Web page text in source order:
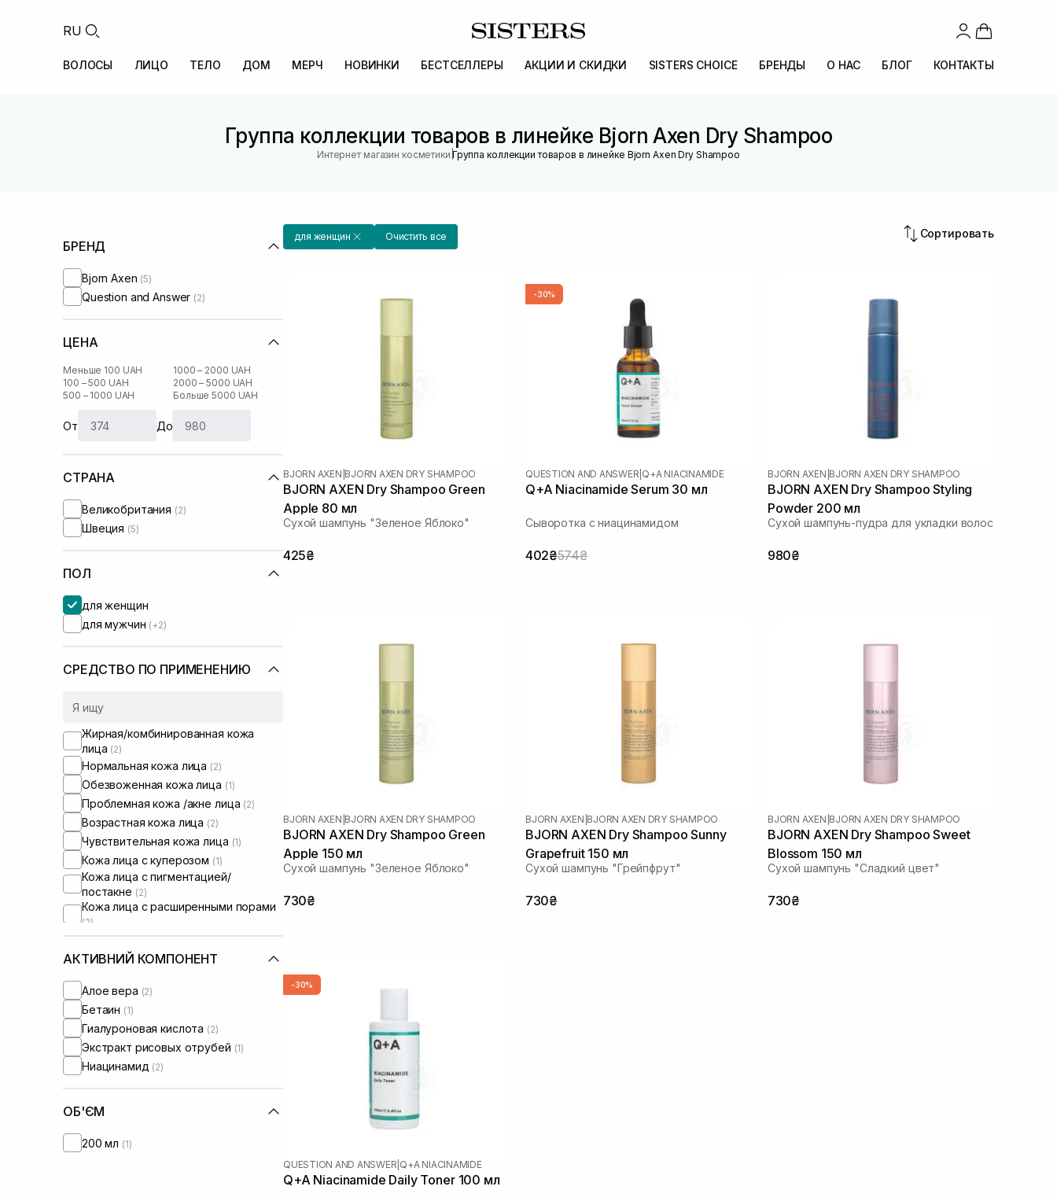
RU
ВОЛОСЫ ЛИЦО ТЕЛО ДОМ МЕРЧ НОВИНКИ БЕСТСЕЛЛЕРЫ АКЦИИ И СКИДКИ SISTERS CHOICE БРЕНДЫ О НАС БЛОГ КОНТАКТЫ
Группа коллекции товаров в линейке Bjorn Axen Dry Shampoo
Интернет магазин косметики |Группа коллекции товаров в линейке Bjorn Axen Dry Shampoo
БРЕНД
Bjorn Axen (5)
Question and Answer (2)
ЦЕНА
Меньше 100 UAH
100 – 500 UAH
500 – 1000 UAH
1000 – 2000 UAH
2000 – 5000 UAH
Больше 5000 UAH
От До
СТРАНА
Великобритания (2)
Швеция (5)
ПОЛ
для женщин
для мужчин (+2)
СРЕДСТВО ПО ПРИМЕНЕНИЮ
Жирная/комбинированная кожа
лица (2)
Нормальная кожа лица (2)
Обезвоженная кожа лица (1)
Проблемная кожа /акне лица (2)
Возрастная кожа лица (2)
Чувствительная кожа лица (1)
Кожа лица с куперозом (1)
Кожа лица с пигментацией/
постакне (2)
Кожа лица с расширенными порами
(2)
Кожа лица с нарушенным
барьером(1)
Кожа лица с нарушенным
Жирная кожа головы
Для объема волос
Сыворотки от постакне(1)
АКТИВНИЙ КОМПОНЕНТ
Алое вера (2)
Бетаин (1)
Гиалуроновая кислота (2)
Экстракт рисовых отрубей (1)
Ниацинамид (2)
ОБ'ЄМ
200 мл (1)
для женщин Очистить все Сортировать
BJORN AXEN BJORN AXEN DRY SHAMPOO
BJORN AXEN Dry Shampoo Green
Apple 80 мл
Сухой шампунь "Зеленое Яблоко"
425₴
-30%
QUESTION AND ANSWER Q+A NIACINAMIDE
Q+A Niacinamide Serum 30 мл
Сыворотка с ниацинамидом
402₴574₴
BJORN AXEN BJORN AXEN DRY SHAMPOO
BJORN AXEN Dry Shampoo Styling
Powder 200 мл
Сухой шампунь-пудра для укладки волос
980₴
BJORN AXEN BJORN AXEN DRY SHAMPOO
BJORN AXEN Dry Shampoo Green
Apple 150 мл
Сухой шампунь "Зеленое Яблоко"
730₴
BJORN AXEN BJORN AXEN DRY SHAMPOO
BJORN AXEN Dry Shampoo Sunny
Grapefruit 150 мл
Сухой шампунь "Грейпфрут"
730₴
BJORN AXEN BJORN AXEN DRY SHAMPOO
BJORN AXEN Dry Shampoo Sweet
Blossom 150 мл
Сухой шампунь "Сладкий цвет"
730₴
-30%
QUESTION AND ANSWER Q+A NIACINAMIDE
Q+A Niacinamide Daily Toner 100 мл